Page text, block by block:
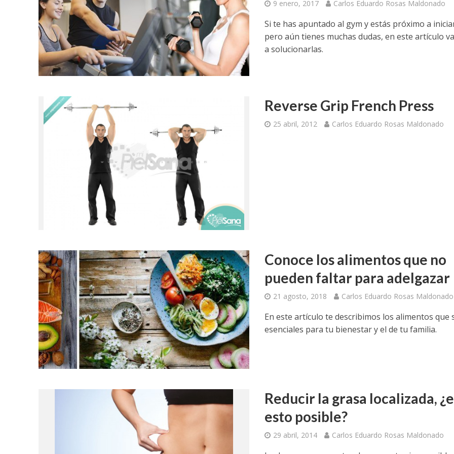
9 enero, 2017 Carlos Eduardo Rosas Maldonado
Si te has apuntado al gym y estás próximo a
pero aún tienes muchas dudas, en este artículo
a solucionarlas.
Reverse Grip French Press
25 abril, 2012 Carlos Eduardo Rosas Maldonado
Conoce los alimentos que no
pueden faltar para adelgazar
21 agosto, 2018 Carlos Eduardo Rosas Maldonado
En este artículo te describimos los alimentos que
esenciales para tu bienestar y el de tu familia.
Reducir la grasa localizada,
esto posible?
29 abril, 2014 Carlos Eduardo Rosas Maldonado